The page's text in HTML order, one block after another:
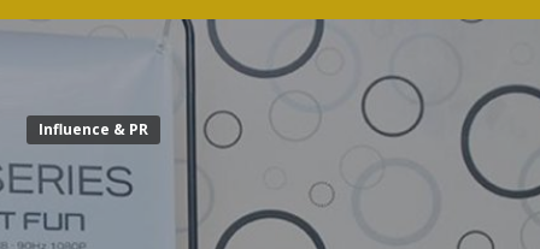
Influence & PR